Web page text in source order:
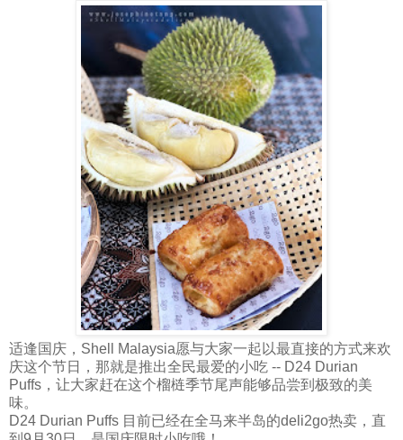
适逢国庆，Shell Malaysia愿与大家一起以最直接的方式来欢
庆这个节日，那就是推出全民最爱的小吃 -- D24 Durian
Puffs，让大家赶在这个榴梿季节尾声能够品尝到极致的美
味。
D24 Durian Puffs 目前已经在全马来半岛的deli2go热卖，直